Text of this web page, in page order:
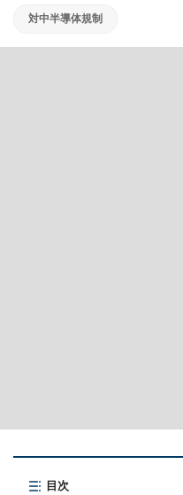
対中半導体規制
目次